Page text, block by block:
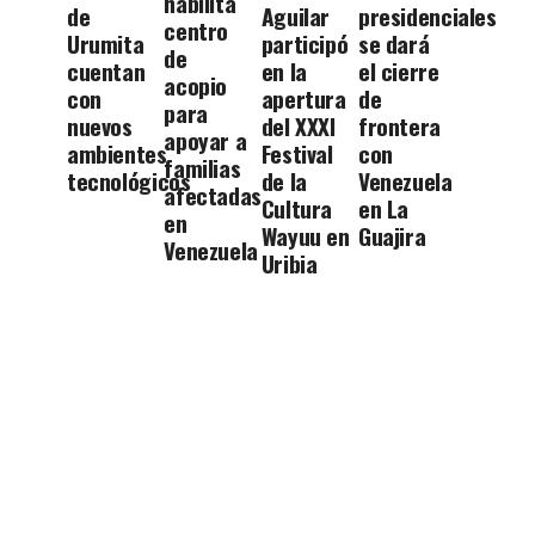
de
Urumita
cuentan
con
nuevos
ambientes
tecnológicos
centro
de
acopio
para
apoyar a
familias
afectadas
en
Venezuela
Aguilar
participó
en la
apertura
del XXXI
Festival
de la
Cultura
Wayuu en
Uribia
presidenciales
se dará
el cierre
de
frontera
con
Venezuela
en La
Guajira